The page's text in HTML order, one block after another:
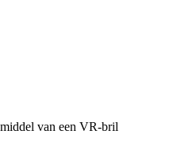
van een VR-bril